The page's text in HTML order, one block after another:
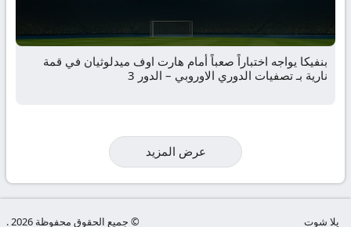
بنفيكا يواجه اختباراً صعباً أمام هارت اوف ميدلوثيان في قمة
نارية بـ تصفيات الدوري الاوروبي – الدور 3
عرض المزيد
يلا شوت © جميع الحقوق محفوظة 2026 .